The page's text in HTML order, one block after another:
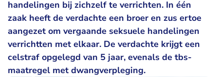
handelingen bij zichzelf te verrichten. In één
zaak heeft de verdachte een broer en zus ertoe
aangezet om vergaande seksuele handelingen
verrichtten met elkaar. De verdachte krijgt een
celstraf opgelegd van 5 jaar, evenals de tbs-
maatregel met dwangverpleging.